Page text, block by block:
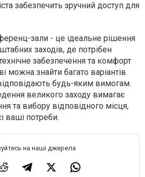
забезпечить зручний доступ для
зали - це ідеальне рішення
заходів, де потрібен
забезпечення та комфорт
можна знайти багато варіантів
будь-яким вимогам.
великого заходу вимагає
та вибору відповідного місця,
ваші потреби.
на наші джерела